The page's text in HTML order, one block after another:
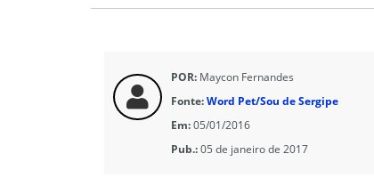
POR: Maycon Fernandes
Fonte:Word Pet/Sou de Sergipe
Em:05/01/2016
Pub.:05 de janeiro de 2017